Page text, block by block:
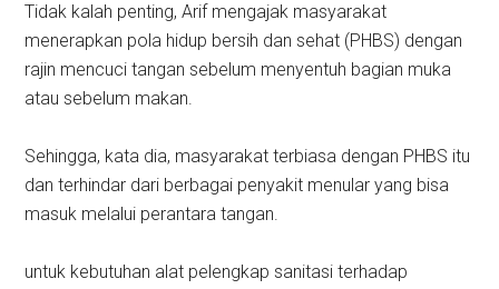
Tidak kalah penting, Arif mengajak masyarakat
menerapkan pola hidup bersih dan sehat (PHBS) dengan
rajin mencuci tangan sebelum menyentuh bagian muka
atau sebelum makan.
Sehingga, kata dia, masyarakat terbiasa dengan PHBS itu
dan terhindar dari berbagai penyakit menular yang bisa
masuk melalui perantara tangan.
untuk kebutuhan alat pelengkap sanitasi terhadap